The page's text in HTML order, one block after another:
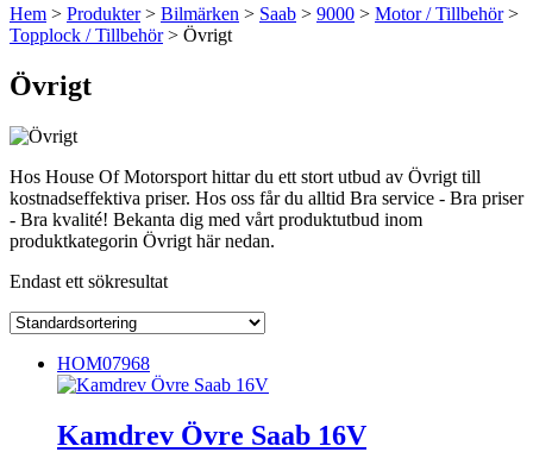
Hem > Produkter> Bilmärken > Saab > 9000 > Motor / Tillbehör>
Topplock / Tillbehör> Övrigt
Övrigt
Hos House Of Motorsport hittar du ett stort utbud av Övrigt till
kostnadseffektiva priser. Hos oss får du alltid Bra service - Bra priser
- Bra kvalité! Bekanta dig med vårt produktutbud inom
produktkategorin Övrigt här nedan.
Endast ett sökresultat
HOM07968
Kamdrev Övre Saab 16V